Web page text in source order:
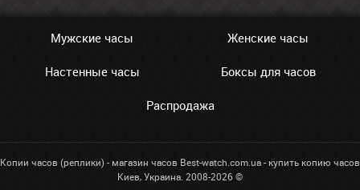
Мужские часы Женские часы
Настенные часы Боксы для часов
Распродажа
Копии часов (реплики) - магазин часов Best-watch.com.ua - купить копию часов
Киев, Украина. 2008-2026 ©